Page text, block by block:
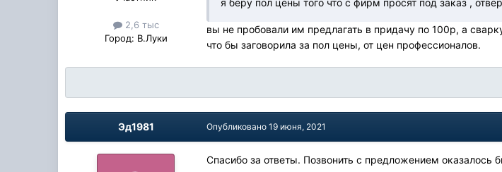
2,6 тыс
Город: В.Луки
вы не пробовали им предлагать в придачу по 100р, а
что бы заговорила за пол цены, от цен профессионалов.
Эд1981 Опубликовано19 июня, 2021
Спасибо за ответы. Позвонить с предложением оказалось